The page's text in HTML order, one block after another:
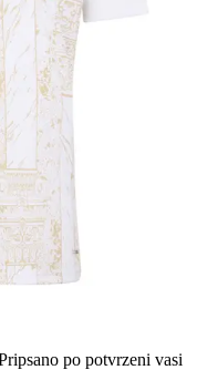
po potvrzeni vasi